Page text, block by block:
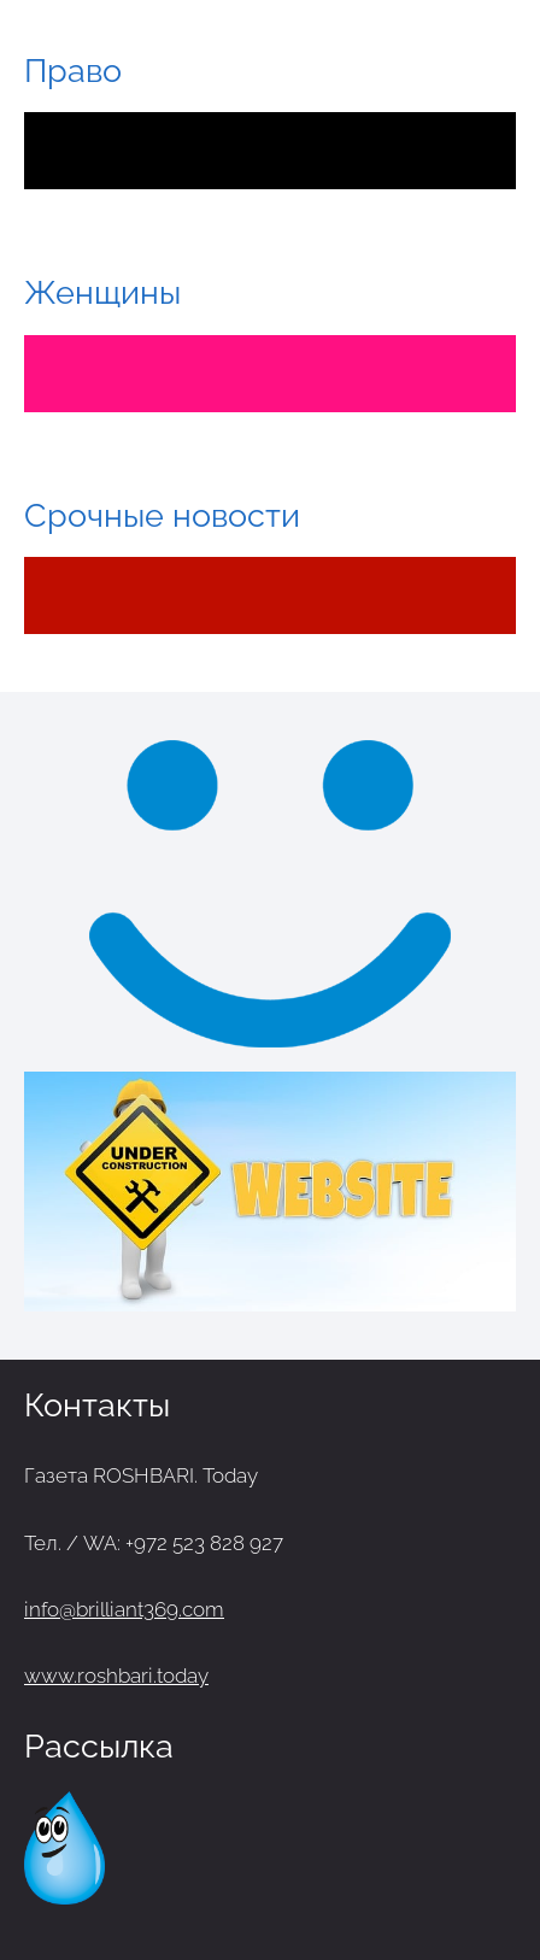
Право
Женщины
Срочные новости
Контакты
Газета ROSHBARI. Today
Тел. / WA: +972 523 828 927
info@brilliant369.com
www.roshbari.today
Рассылка